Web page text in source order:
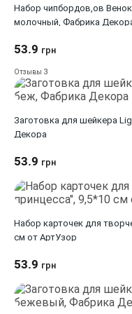
Набор чипбордов,ов
молочный, Фабрика
53.9 грн
Отзывы 3
Заготовка для шейкера
Декора
53.9 грн
Набор карточек для
см от АртУзор
53.9 грн